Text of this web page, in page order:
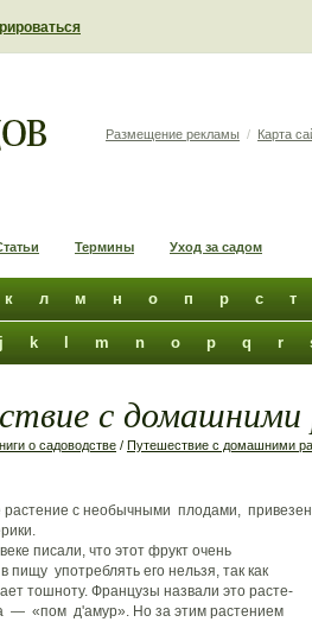
Размещение рекламы / Карта
Термины Уход за садом
к л м н о п р с т
j k m n o p q r
с домашними
о садоводстве / Путешествие с домашними
растение с необычными плодами,
писали, что этот фрукт очень
пищу употреблять его нельзя, так как
тошноту. Французы назвали это расте-
— «пом д'амур». Но за этим растением